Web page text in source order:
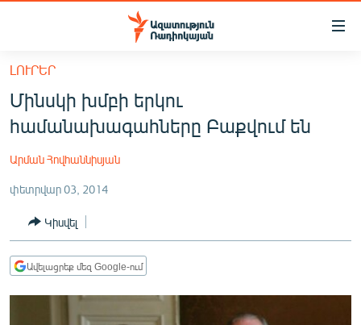
Մատչելիության
հիմնական
բովանդակությանը
Անցնել
հիմնական
մենյուին
ՀԱՅԱՍՏԱՆ
ՔԱՂԱՔԱԿԱՆ
ԸՆՏՐՈՒԹՅՈՒՆՆԵՐ 2026
ԻՐԱՎՈՒՆՔ
ՀԱՍԱՐԱԿՈՒԹՅՈՒՆ
ՏՆՏԵՍՈՒԹՅՈՒՆ
ՊԱՏԵՐԱԶՄԻ 6 ՇԱԲԱԹՆԵՐԸ
ԼՈՒՐԵՐ
Մինսկի խմբի երկու
համանախագահները Բաքվում են
Արման Հովհաննիսյան
փետրվար 03, 2014
Կիսվել
Ավելացրեք մեզ Google-ում